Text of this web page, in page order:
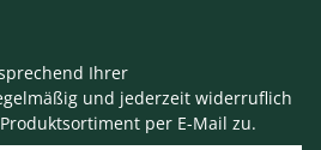
Ihrer
und jederzeit widerruflich
per E-Mail zu.